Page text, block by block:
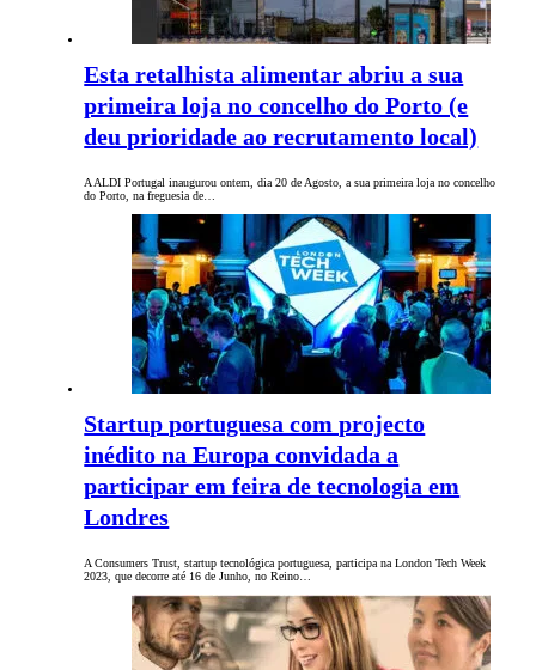
Esta retalhista alimentar abriu a sua
primeira loja no concelho do Porto (e
deu prioridade ao recrutamento local)
A ALDI Portugal inaugurou ontem, dia 20 de Agosto, a sua primeira loja no concelho
do Porto, na freguesia de…
Startup portuguesa com projecto
inédito na Europa convidada a
participar em feira de tecnologia em
Londres
A Consumers Trust, startup tecnológica portuguesa, participa na London Tech Week
2023, que decorre até 16 de Junho, no Reino…